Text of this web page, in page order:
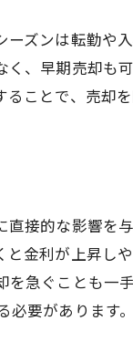
ズンは転勤や
、早期売却も
ことで、売却
接的な影響を与
金利が上昇し
急ぐことも一
要があります。